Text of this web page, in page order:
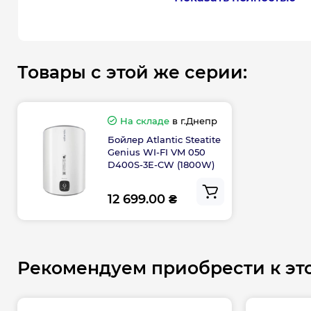
установки обеспечивают пазы по всему
нижней крышки, подробная инструкция по
наличие кронштейна и кабеля с вилкой в
Инструкция Quick Start помогает легко
лицевой панели расположена наклейка с
которую при помощи смартфона получаем
приложение Cozytouch и возможность
водонагревателя дистанционно.
дистанционного управления устройствами
комфорта со смартфона или планшета.
Монтаж Atlantic Steatite Genius WI-FI VM
между креплениями ー 240 мм, диаметр
Товары с этой же серии:
На складе в г.Днепр
Бойлер Atlantic Steatite
Genius WI-FI VM 050
D400S-3E-CW (1800W)
12 699.00 ₴
Рекомендуем приобрести к